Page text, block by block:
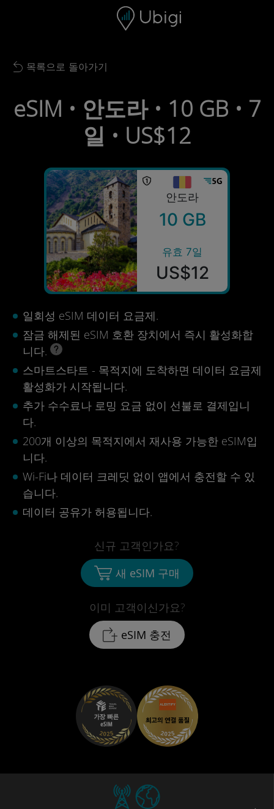
내비게이션 바 하단
Back to list
목록으로 돌아가기
eSIM • 안도라 • 10 GB • 7
일 • US$12
안도라
10 GB
유효 7일
US$12
일회성 eSIM 데이터 요금제.
잠금 해제된 eSIM 호환 장치에서 즉시 활성화합
니다.
스마트스타트 - 목적지에 도착하면 데이터 요금제
활성화가 시작됩니다.
추가 수수료나 로밍 요금 없이 선불로 결제입니
다.
200개 이상의 목적지에서 재사용 가능한 eSIM입
니다.
Wi-Fi나 데이터 크레딧 없이 앱에서 충전할 수 있
습니다.
데이터 공유가 허용됩니다.
이미 고객이신가요?
eSIM 충전
신규 고객인가요?
새 eSIM 구매